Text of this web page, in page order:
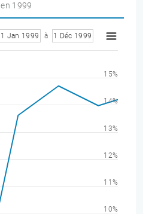
1999
1 Jan 1999 à 1 Déc 1999
10%
11%
12%
13%
14%
15%